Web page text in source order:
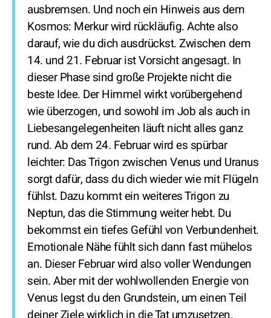
ausbremsen. Und noch ein Hinweis aus dem
Kosmos: Merkur wird rückläufig. Achte also
darauf, wie du dich ausdrückst. Zwischen dem
14. und 21. Februar ist Vorsicht angesagt. In
dieser Phase sind große Projekte nicht die
beste Idee. Der Himmel wirkt vorübergehend
wie überzogen, und sowohl im Job als auch in
Liebesangelegenheiten läuft nicht alles ganz
rund. Ab dem 24. Februar wird es spürbar
leichter: Das Trigon zwischen Venus und Uranus
sorgt dafür, dass du dich wieder wie mit Flügeln
fühlst. Dazu kommt ein weiteres Trigon zu
Neptun, das die Stimmung weiter hebt. Du
bekommst ein tiefes Gefühl von Verbundenheit.
Emotionale Nähe fühlt sich dann fast mühelos
an. Dieser Februar wird also voller Wendungen
sein. Aber mit der wohlwollenden Energie von
Venus legst du den Grundstein, um einen Teil